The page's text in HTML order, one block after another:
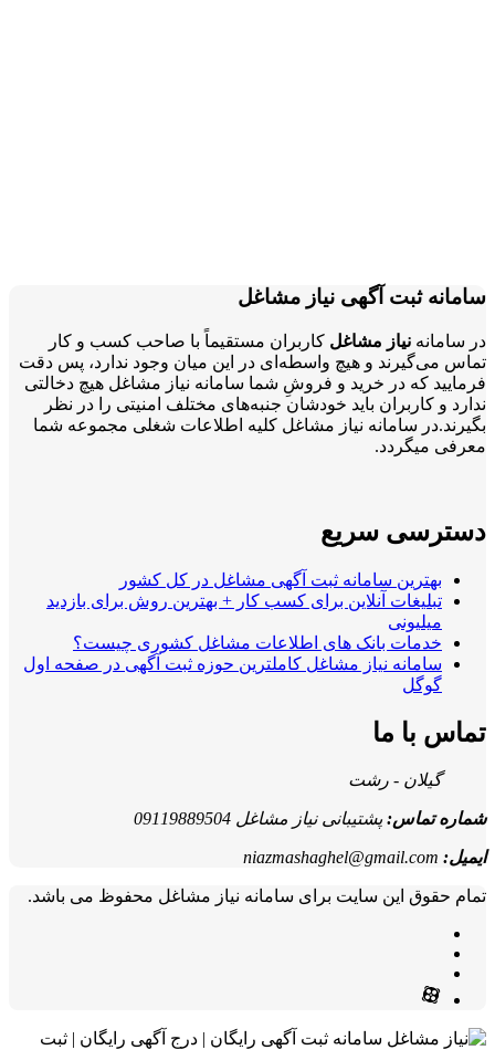
سامانه ثبت آگهی نیاز مشاغل
در سامانه نیاز مشاغلکاربران مستقیماً با صاحب کسب و کار
تماس می‌گیرند و هیچ واسطه‌ای در این میان وجود ندارد، پس دقت
فرمایید که در خرید و فروشِ شما سامانه نیاز مشاغل هیچ دخالتی
ندارد و کاربران باید خودشان جنبه‌های مختلف امنیتی را در نظر
بگیرند.در سامانه نیاز مشاغل کلیه اطلاعات شغلی مجموعه شما
معرفی میگردد.
دسترسی سریع
بهترین سامانه ثبت آگهی مشاغل در کل کشور
تبلیغات آنلاین برای کسب کار + بهترین روش برای بازدید
میلیونی
خدمات بانک های اطلاعات مشاغل کشوری چیست؟
سامانه نیاز مشاغل کاملترین حوزه ثبت آگهی در صفحه اول
گوگل
تماس با ما
گیلان - رشت
شماره تماس:پشتیبانی نیاز مشاغل 09119889504
ایمیل: niazmashaghel@gmail.com
تمام حقوق این سایت برای سامانه نیاز مشاغل محفوظ می باشد.